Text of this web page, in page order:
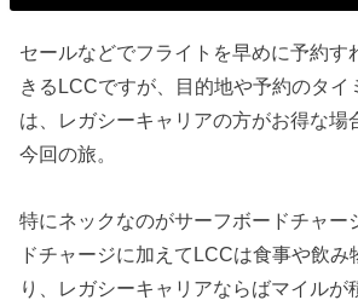
セールなどでフライトを早めに予約す
きるLCCですが、目的地や予約のタイ
は、レガシーキャリアの方がお得な場
今回の旅。
特にネックなのがサーフボードチャー
ドチャージに加えてLCCは食事や飲み
り、レガシーキャリアならばマイルが